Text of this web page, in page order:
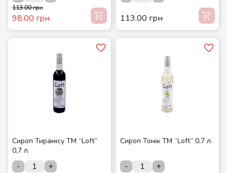
113.00 грн
98.00 грн
113.00 грн
Сироп Тирамісу ТМ “Loft”
0,7 л.
-
+
Сироп Тонік ТМ “Loft” 0,7 л.
-
+